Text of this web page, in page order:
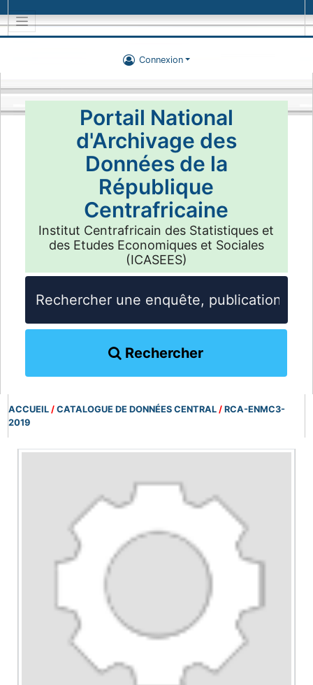
Connexion
Portail National
d'Archivage des
Données de la
République
Centrafricaine
Institut Centrafricain des Statistiques et
des Etudes Economiques et Sociales
(ICASEES)
Rechercher
ACCUEIL /CATALOGUE DE DONNÉES CENTRAL /RCA-ENMC3-
2019